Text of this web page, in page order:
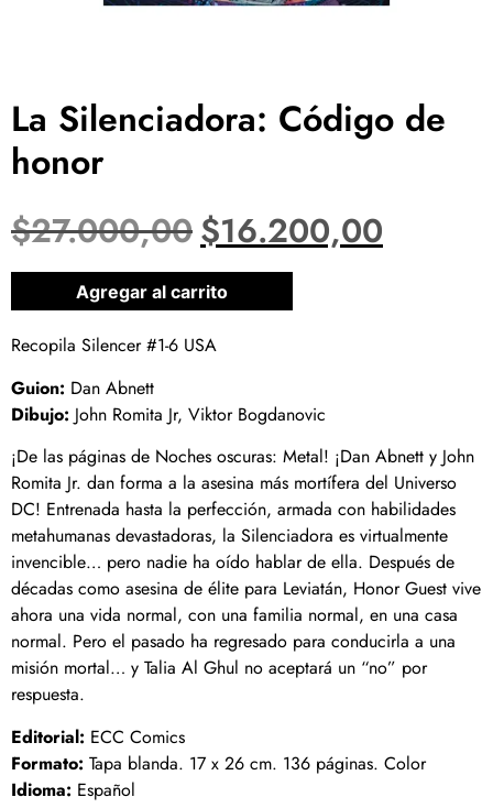
La Silenciadora: Código de
honor
$27.000,00$16.200,00
1 disponibles
Agregar al carrito
Recopila Silencer #1-6 USA
Guion: Dan Abnett
Dibujo: John Romita Jr, Viktor Bogdanovic
¡De las páginas de Noches oscuras: Metal! ¡Dan Abnett y John
Romita Jr. dan forma a la asesina más mortífera del Universo
DC! Entrenada hasta la perfección, armada con habilidades
metahumanas devastadoras, la Silenciadora es virtualmente
invencible… pero nadie ha oído hablar de ella. Después de
décadas como asesina de élite para Leviatán, Honor Guest vive
ahora una vida normal, con una familia normal, en una casa
normal. Pero el pasado ha regresado para conducirla a una
misión mortal… y Talia Al Ghul no aceptará un “no” por
respuesta.
Editorial: ECC Comics
Formato: Tapa blanda. 17 x 26 cm. 136 páginas. Color
Idioma: Español